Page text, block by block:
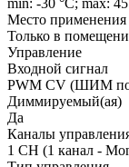
Место применения
Только в
Управление
Входной сигнал
PWM СV (ШИМ
Диммируемый(ая)
Да
Каналы
1 CH (1 канал -